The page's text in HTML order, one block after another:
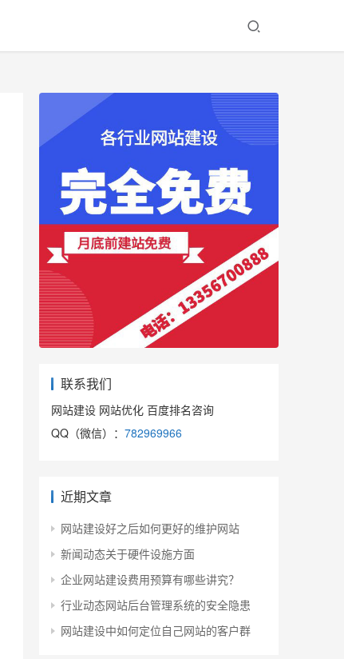
联系我们
网站建设 网站优化 百度排名咨询
QQ（微信）： 782969966
近期文章
网站建设好之后如何更好的维护网站
新闻动态关于硬件设施方面
企业网站建设费用预算有哪些讲究？
行业动态网站后台管理系统的安全隐患
网站建设中如何定位自己网站的客户群